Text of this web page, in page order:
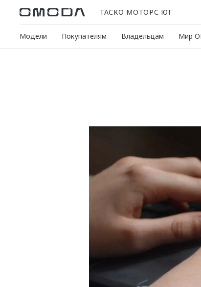
ТАСКО МОТОРС ЮГ
Модели Покупателям Владельцам Мир